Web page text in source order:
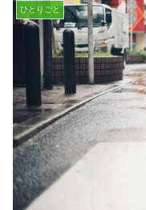
ひとりごと